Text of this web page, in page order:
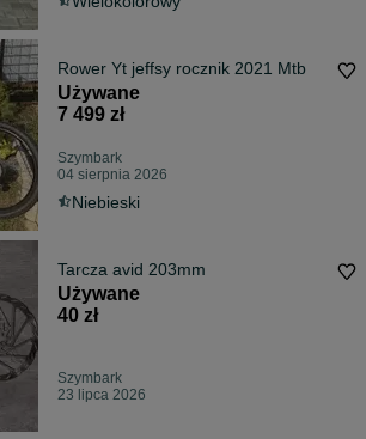
Rower Yt jeffsy rocznik 2021 Mtb
Używane
7 499 zł
Szymbark
04 sierpnia 2026
Niebieski
Tarcza avid 203mm
Używane
40 zł
Szymbark
23 lipca 2026